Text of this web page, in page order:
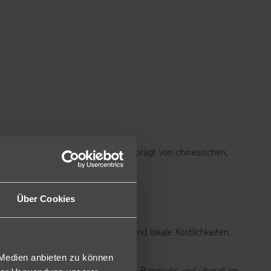
Über Cookies
anbieten zu können
der thailändischen Küche, geprägt von chinesischen,
exotische Früchte und lokale Köstlichkeiten.